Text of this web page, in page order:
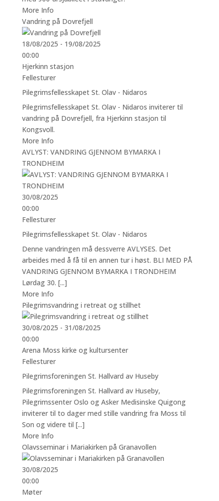
More Info
Vandring på Dovrefjell
18/08/2025 - 19/08/2025
00:00
Hjerkinn stasjon
Fellesturer
Pilegrimsfellesskapet St. Olav - Nidaros
Pilegrimsfellesskapet St. Olav - Nidaros inviterer til
vandring på Dovrefjell, fra Hjerkinn stasjon til
Kongsvoll.
More Info
AVLYST: VANDRING GJENNOM BYMARKA I
TRONDHEIM
30/08/2025
00:00
Fellesturer
Pilegrimsfellesskapet St. Olav - Nidaros
Denne vandringen må dessverre AVLYSES. Det
arbeides med å få til en annen tur i høst. BLI MED PÅ
VANDRING GJENNOM BYMARKA I TRONDHEIM
Lørdag 30. [...]
More Info
Pilegrimsvandring i retreat og stillhet
30/08/2025 - 31/08/2025
00:00
Arena Moss kirke og kultursenter
Fellesturer
Pilegrimsforeningen St. Hallvard av Huseby
Pilegrimsforeningen St. Hallvard av Huseby,
Pilegrimssenter Oslo og Asker Medisinske Quigong
inviterer til to dager med stille vandring fra Moss til
Son og videre til [...]
More Info
Olavsseminar i Mariakirken på Granavollen
30/08/2025
00:00
Møter